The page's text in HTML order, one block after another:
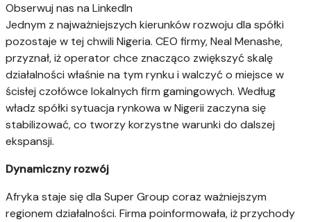
Obserwuj nas na LinkedIn
Jednym z najważniejszych kierunków rozwoju dla spółki
pozostaje w tej chwili Nigeria. CEO firmy, Neal Menashe,
przyznał, iż operator chce znacząco zwiększyć skalę
działalności właśnie na tym rynku i walczyć o miejsce w
ścisłej czołówce lokalnych firm gamingowych. Według
władz spółki sytuacja rynkowa w Nigerii zaczyna się
stabilizować, co tworzy korzystne warunki do dalszej
ekspansji.
Dynamiczny rozwój
Afryka staje się dla Super Group coraz ważniejszym
regionem działalności. Firma poinformowała, iż przychody